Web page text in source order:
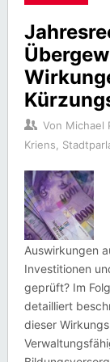
Von Michael
Kriens
Auswirkungen
Investitionen
geprüft? Im
detailliert
dieser